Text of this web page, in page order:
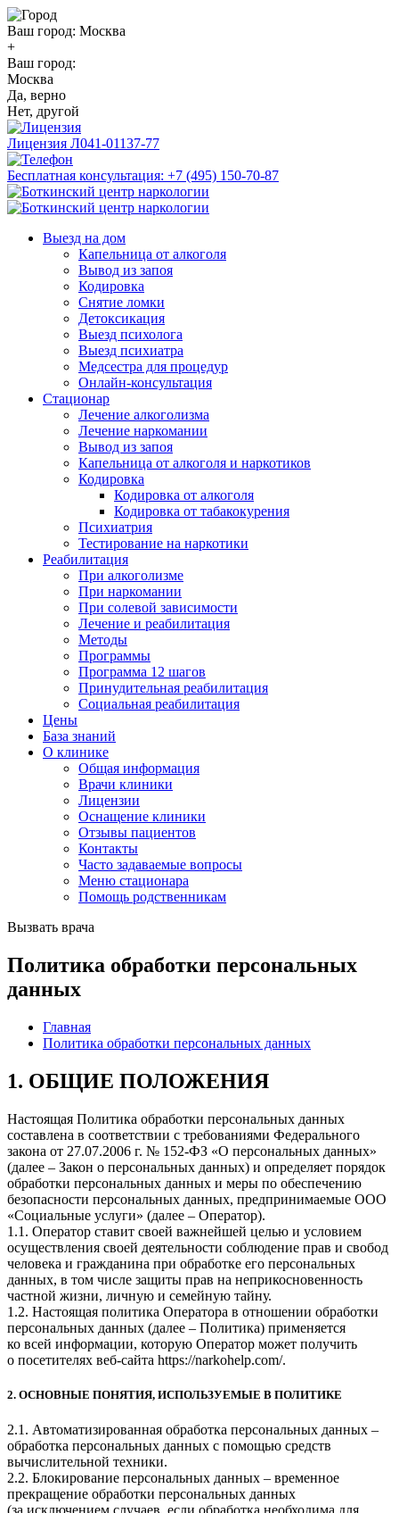
Ваш город: Москва
+
Ваш город:
Москва
Да, верно
Нет, другой
Лицензия Л041-01137-77
Бесплатная консультация: +7 (495) 150-70-87
Выезд на дом
Капельница от алкоголя
Вывод из запоя
Кодировка
Снятие ломки
Детоксикация
Выезд психолога
Выезд психиатра
Медсестра для процедур
Онлайн-консультация
Стационар
Лечение алкоголизма
Лечение наркомании
Вывод из запоя
Капельница от алкоголя и наркотиков
Кодировка
Кодировка от алкоголя
Кодировка от табакокурения
Психиатрия
Тестирование на наркотики
Реабилитация
При алкоголизме
При наркомании
При солевой зависимости
Лечение и реабилитация
Методы
Программы
Программа 12 шагов
Принудительная реабилитация
Социальная реабилитация
Цены
База знаний
О клинике
Общая информация
Врачи клиники
Лицензии
Оснащение клиники
Отзывы пациентов
Контакты
Часто задаваемые вопросы
Меню стационара
Помощь родственникам
Вызвать врача
Политика обработки персональных
данных
Главная
Политика обработки персональных данных
1. ОБЩИЕ ПОЛОЖЕНИЯ
Настоящая Политика обработки персональных данных
составлена в соответствии с требованиями Федерального
закона от 27.07.2006 г. № 152-ФЗ «О персональных данных»
(далее – Закон о персональных данных) и определяет порядок
обработки персональных данных и меры по обеспечению
безопасности персональных данных, предпринимаемые ООО
«Социальные услуги» (далее – Оператор).
1.1. Оператор ставит своей важнейшей целью и условием
осуществления своей деятельности соблюдение прав и свобод
человека и гражданина при обработке его персональных
данных, в том числе защиты прав на неприкосновенность
частной жизни, личную и семейную тайну.
1.2. Настоящая политика Оператора в отношении обработки
персональных данных (далее – Политика) применяется
ко всей информации, которую Оператор может получить
о посетителях веб-сайта https://narkohelp.com/.
2. ОСНОВНЫЕ ПОНЯТИЯ, ИСПОЛЬЗУЕМЫЕ В ПОЛИТИКЕ
2.1. Автоматизированная обработка персональных данных –
обработка персональных данных с помощью средств
вычислительной техники.
2.2. Блокирование персональных данных – временное
прекращение обработки персональных данных
(за исключением случаев, если обработка необходима для